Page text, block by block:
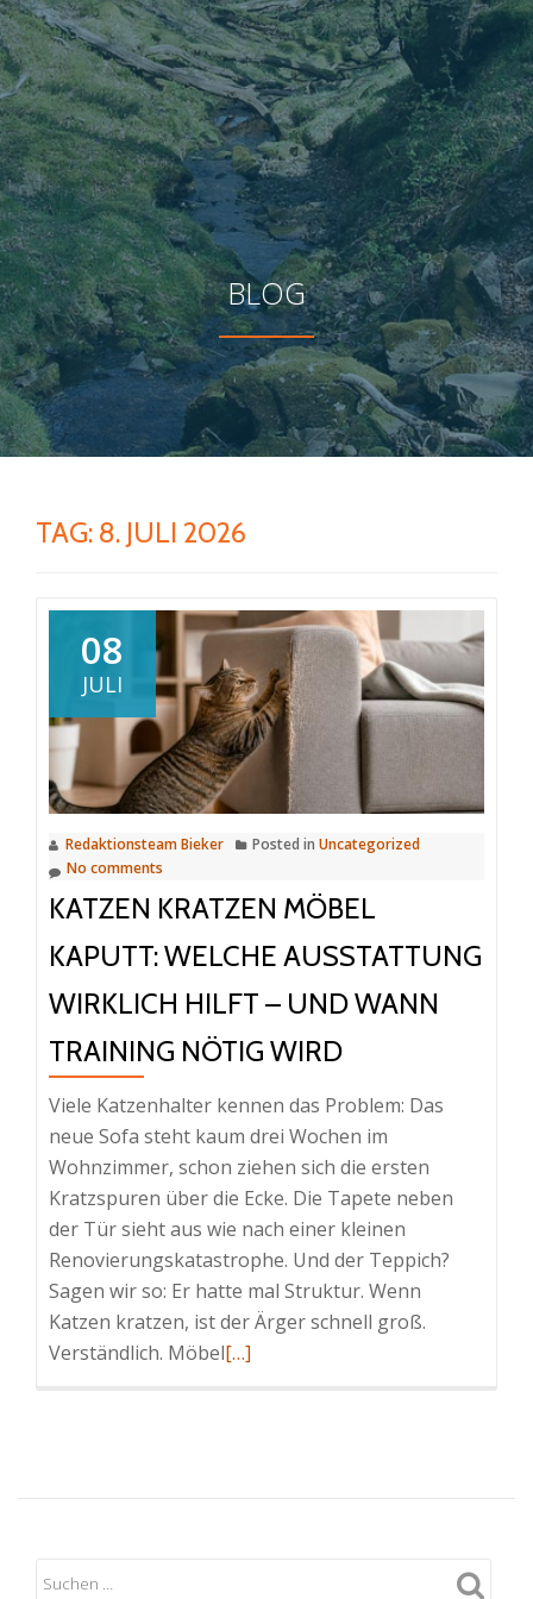
BLOG
TAG: 8. JULI 2026
08
JULI
Redaktionsteam Bieker Posted in Uncategorized
No comments
KATZEN KRATZEN MÖBEL
KAPUTT: WELCHE AUSSTATTUNG
WIRKLICH HILFT – UND WANN
TRAINING NÖTIG WIRD
Viele Katzenhalter kennen das Problem: Das
neue Sofa steht kaum drei Wochen im
Wohnzimmer, schon ziehen sich die ersten
Kratzspuren über die Ecke. Die Tapete neben
der Tür sieht aus wie nach einer kleinen
Renovierungskatastrophe. Und der Teppich?
Sagen wir so: Er hatte mal Struktur. Wenn
Katzen kratzen, ist der Ärger schnell groß.
Verständlich. MöbelRead
Möbel
Welche
[…]